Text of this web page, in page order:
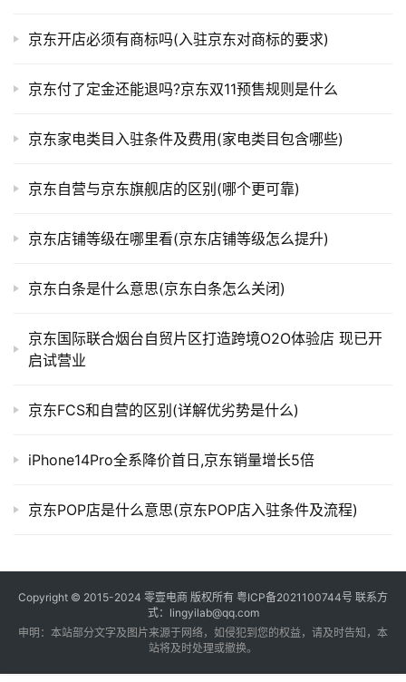
京东开店必须有商标吗(入驻京东对商标的要求)
京东付了定金还能退吗?京东双11预售规则是什么
京东家电类目入驻条件及费用(家电类目包含哪些)
京东自营与京东旗舰店的区别(哪个更可靠)
京东店铺等级在哪里看(京东店铺等级怎么提升)
京东白条是什么意思(京东白条怎么关闭)
京东国际联合烟台自贸片区打造跨境O2O体验店 现已开
启试营业
京东FCS和自营的区别(详解优劣势是什么)
iPhone14Pro全系降价首日,京东销量增长5倍
京东POP店是什么意思(京东POP店入驻条件及流程)
Copyright © 2015-2024 零壹电商 版权所有 粤ICP备2021100744号 联系方
式：lingyilab@qq.com
申明：本站部分文字及图片来源于网络，如侵犯到您的权益，请及时告知，本
站将及时处理或撤换。